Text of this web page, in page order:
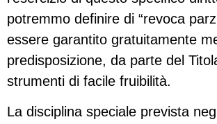
potremmo definire di “revoca
essere garantito gratuitamente
predisposizione, da parte del
strumenti di facile fruibilità.
La disciplina speciale prevista